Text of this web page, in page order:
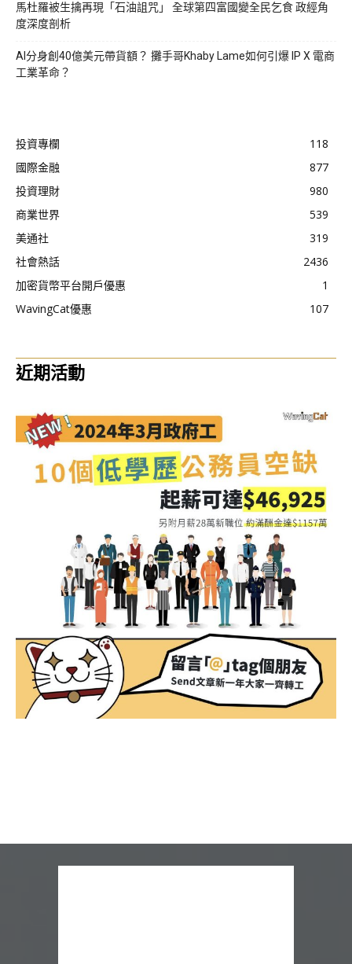
馬杜羅被生擒再現「石油詛咒」 全球第四富國變全民乞食 政經角
度深度剖析
AI分身創40億美元帶貨額？ 攤手哥Khaby Lame如何引爆 IP X 電商
工業革命？
投資專欄
118
國際金融
877
投資理財
980
商業世界
539
美通社
319
社會熱話
2436
加密貨幣平台開戶優惠
1
WavingCat優惠
107
近期活動